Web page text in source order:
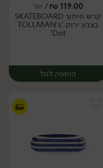
יח׳
119.00
₪/ יח׳
קרש חיתוך SKATEBOARD
בצבע ירוק 'TOLLMAN's
Dot'
הוספה לסל